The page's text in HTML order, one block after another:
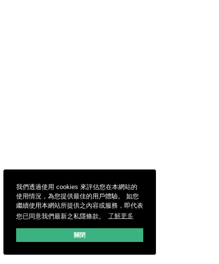
我們透過使用 cookies 來評估您在本網站的
使用情況，為您提供最佳的用戶體驗。 如您
繼續使用本網站所提供之內容或服務，即代表
您已同意我們最新之私隱條款。
了解更多
關閉